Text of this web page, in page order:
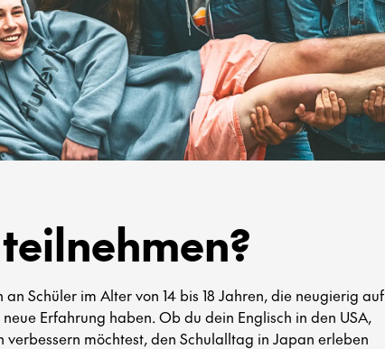
Schüler im Alter von 14 bis 18 Jahren, die neugierig auf
Erfahrung haben. Ob du dein Englisch in den USA,
möchtest, den Schulalltag in Japan erleben